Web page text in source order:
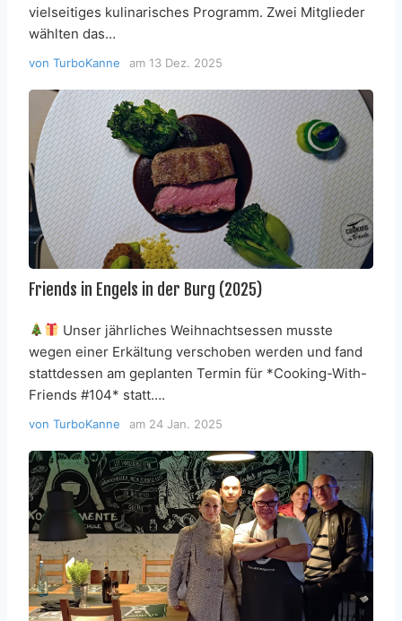
vielseitiges kulinarisches Programm. Zwei Mitglieder
wählten das…
von TurboKanne am 13 Dez. 2025
Friends in Engels in der Burg (2025)
Unser jährliches Weihnachtsessen musste
wegen einer Erkältung verschoben werden und fand
stattdessen am geplanten Termin für *Cooking-With-
Friends #104* statt….
von TurboKanne am 24 Jan. 2025